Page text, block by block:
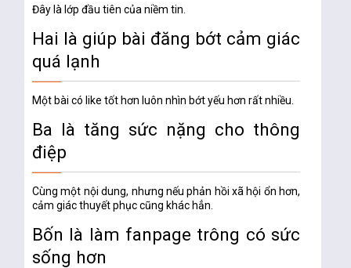
Đây là lớp đầu tiên của niềm tin.
Hai là giúp bài đăng bớt cảm giác
quá lạnh
Một bài có like tốt hơn luôn nhìn bớt yếu hơn rất nhiều.
Ba là tăng sức nặng cho thông
điệp
Cùng một nội dung, nhưng nếu phản hồi xã hội ổn hơn,
cảm giác thuyết phục cũng khác hẳn.
Bốn là làm fanpage trông có sức
sống hơn